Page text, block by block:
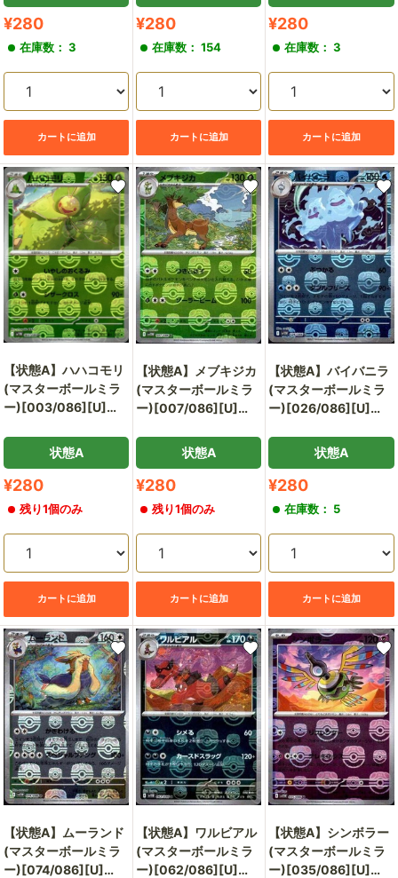
販
価
格
¥280
在庫数： 3
カートに追加
販
価
格
¥280
在庫数： 154
カートに追加
販
価
格
¥280
在庫数： 3
カートに追加
【状態A】ハハコモリ
(マスターボールミラ
ー)[003/086][U]
状態A
販
価
格
¥280
残り1個のみ
カートに追加
【状態A】メブキジカ
(マスターボールミラ
ー)[007/086][U]
状態A
販
価
格
¥280
残り1個のみ
カートに追加
【状態A】バイバニラ
(マスターボールミラ
ー)[026/086][U]
状態A
販
価
格
¥280
在庫数： 5
カートに追加
【状態A】ムーランド
(マスターボールミラ
ー)[074/086][U]
【状態A】ワルビアル
(マスターボールミラ
ー)[062/086][U]
【状態A】シンボラー
(マスターボールミラ
ー)[035/086][U]